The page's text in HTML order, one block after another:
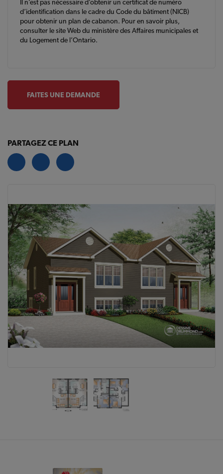
Il n’est pas nécessaire d’obtenir un certificat de numéro
d’identification dans le cadre du Code du bâtiment (NICB)
pour obtenir un plan de cabanon. Pour en savoir plus,
consulter le site Web du ministère des Affaires municipales et
du Logement de l’Ontario.
FAITES UNE DEMANDE
PARTAGEZ CE PLAN